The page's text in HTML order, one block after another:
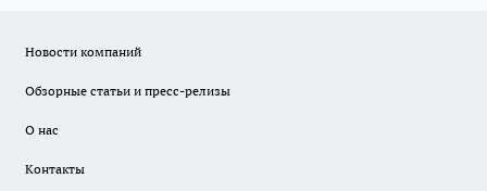
Новости компаний
Обзорные статьи и пресс-релизы
О нас
Контакты